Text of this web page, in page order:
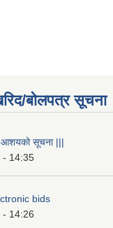
बोलपत्र सूचना
आशयको सूचना |||
- 14:35
bids
- 14:26